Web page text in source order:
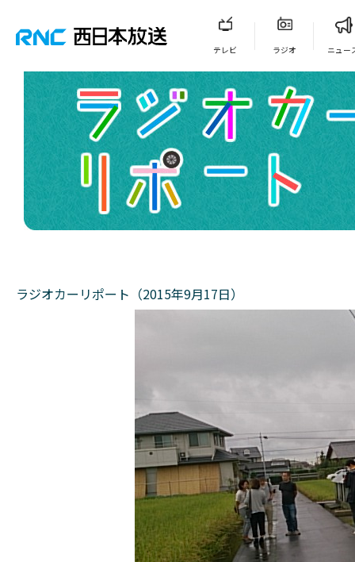
テレビ ラジオ ニュー
ラジオカーリポート（2015年9月17日）